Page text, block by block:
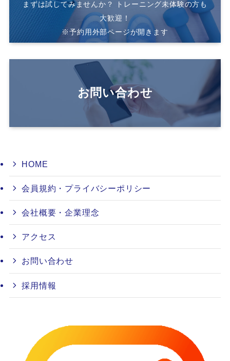
まずは試してみませんか？ トレーニング未体験の方も
大歓迎！
※予約用外部ページが開きます
お問い合わせ
HOME
会員規約・プライバシーポリシー
会社概要・企業理念
アクセス
お問い合わせ
採用情報